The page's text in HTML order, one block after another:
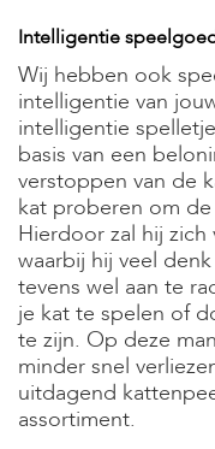
i
s
e
n
B
o
e
r
d
e
r
i
j
B
l
o
Intelligentie
Wij hebben ook
intelligentie van
intelligentie
basis van een
verstoppen van de
kat proberen om
Hierdoor zal hij
waarbij hij veel
tevens wel aan te
je kat te spelen of
te zijn. Op deze
minder snel
uitdagend
assortiment.